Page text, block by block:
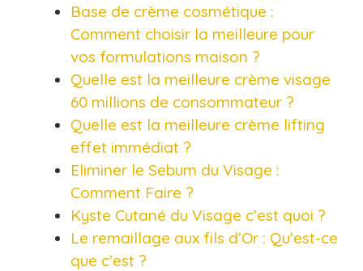
Base de crème cosmétique :
Comment choisir la meilleure pour
vos formulations maison ?​
Quelle est la meilleure crème visage
60 millions de consommateur ?
Quelle est la meilleure crème lifting
effet immédiat ?
Eliminer le Sebum du Visage :
Comment Faire ?
Kyste Cutané du Visage c’est quoi ?
Le remaillage aux fils d’Or : Qu’est-ce
que c’est ?